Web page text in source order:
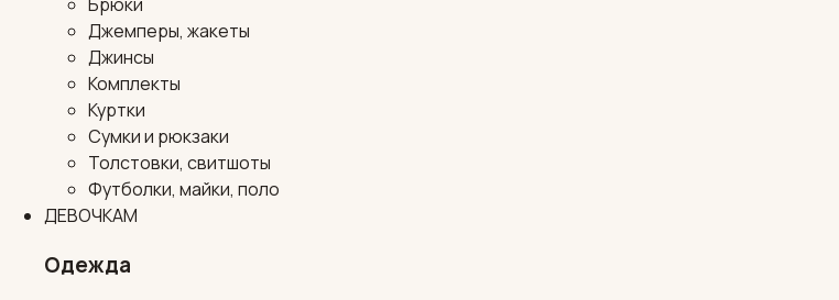
Джемперы, жакеты
Джинсы
Комплекты
Куртки
Сумки и рюкзаки
Толстовки, свитшоты
Футболки, майки, поло
ДЕВОЧКАМ
Одежда